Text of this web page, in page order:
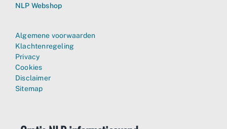
NLP Webshop
Algemene voorwaarden
Klachtenregeling
Privacy
Cookies
Disclaimer
Sitemap